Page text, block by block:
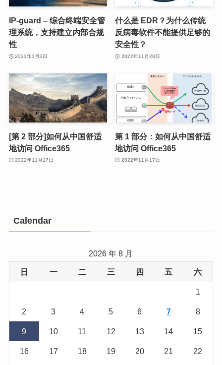
IP-guard – 综合终端安全管
理系统，支持建立内部合规
性
2023年1月3日
什么是 EDR？为什么传统
反病毒软件不能提供足够的
安全性？
2022年11月28日
[第 2 部分]如何从中国舒适
地访问 Office365
2022年11月17日
第 1 部分：如何从中国舒适
地访问 Office365
2022年11月17日
Calendar
2026 年 8 月
日 一 二 三 四 五 六
1
2 3 4 5 6 7 8
9 10 11 12 13 14 15
16 17 18 19 20 21 22